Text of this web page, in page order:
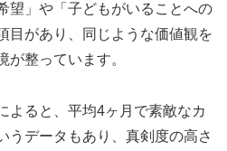
望」や「子どもがいることへの
目があり、同じような価値観を
が整っています。
よると、平均4ヶ月で素敵なカ
うデータもあり、真剣度の高さ